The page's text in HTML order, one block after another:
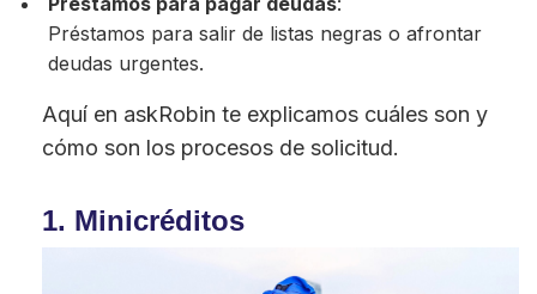
Préstamos para salir de listas negras o afrontar
deudas urgentes.
Aquí en askRobin te explicamos cuáles son y
cómo son los procesos de solicitud.
1. Minicréditos